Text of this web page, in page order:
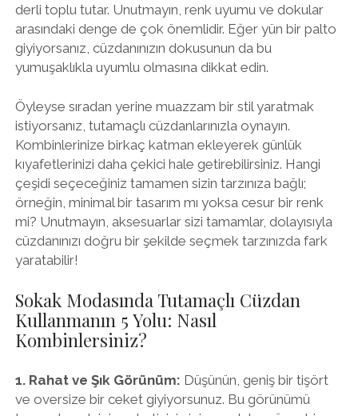
derli toplu tutar. Unutmayın, renk uyumu ve dokular
arasındaki denge de çok önemlidir. Eğer yün bir palto
giyiyorsanız, cüzdanınızın dokusunun da bu
yumuşaklıkla uyumlu olmasına dikkat edin.
Öyleyse sıradan yerine muazzam bir stil yaratmak
istiyorsanız, tutamaçlı cüzdanlarınızla oynayın.
Kombinlerinize birkaç katman ekleyerek günlük
kıyafetlerinizi daha çekici hale getirebilirsiniz. Hangi
çeşidi seçeceğiniz tamamen sizin tarzınıza bağlı;
örneğin, minimal bir tasarım mı yoksa cesur bir renk
mi? Unutmayın, aksesuarlar sizi tamamlar, dolayısıyla
cüzdanınızı doğru bir şekilde seçmek tarzınızda fark
yaratabilir!
Sokak Modasında Tutamaçlı Cüzdan
Kullanmanın 5 Yolu: Nasıl
Kombinlersiniz?
1. Rahat ve Şık Görünüm: Düşünün, geniş bir tişört
ve oversize bir ceket giyiyorsunuz. Bu görünümü